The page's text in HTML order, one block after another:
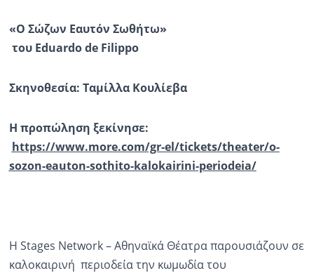
«Ο Σώζων Εαυτόν Σωθήτω»
του Eduardo de Filippo
Σκηνοθεσία: Ταμίλλα Κουλίεβα
Η προπώληση ξεκίνησε:
https://www.more.com/gr-el/tickets/theater/o-
sozon-eauton-sothito-kalokairini-periodeia/
Η Stages Network – Αθηναϊκά Θέατρα παρουσιάζουν σε
καλοκαιρινή περιοδεία την κωμωδία του